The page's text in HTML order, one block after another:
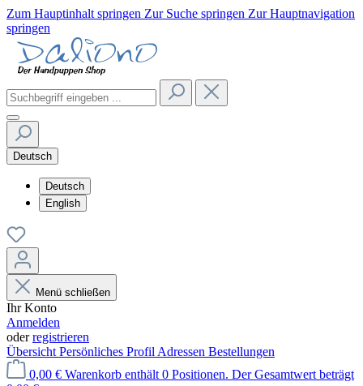
Zum Hauptinhalt springen Zur Suche springen Zur Hauptnavigation
springen
Deutsch
Deutsch
English
Menü schließen
Ihr Konto
Anmelden
oderregistrieren
Übersicht Persönliches Profil Adressen Bestellungen
0,00 € Warenkorb enthält 0 Positionen. Der Gesamtwert beträgt